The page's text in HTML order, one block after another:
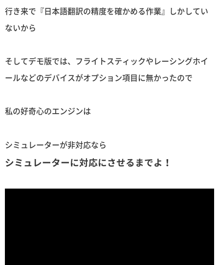
行き来で『日本語翻訳の精度を確かめる作業』しかしてい
ないから
そしてデモ版では、フライトスティックやレーシングホイ
ールなどのデバイスがオプション項目に無かったので
私の好奇心のエンジンは
シミュレーターが非対応なら
シミュレーターに対応にさせるまでよ！